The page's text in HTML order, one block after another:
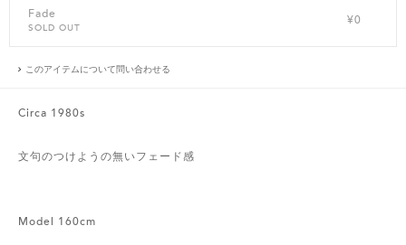
Fade
SOLD OUT
¥0
このアイテムについて問い合わせる
Circa 1980s
文句のつけようの無いフェード感
Model 160cm